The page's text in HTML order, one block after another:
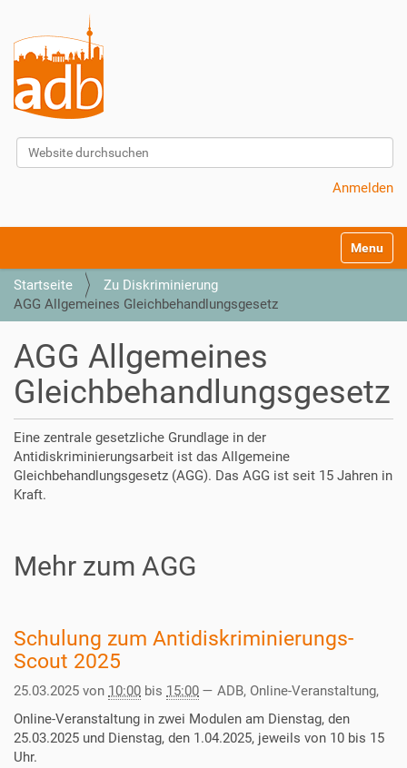
Website durchsuchen
Anmelden
k
Toggle
Startseite
Zu Diskriminierung
AGG Allgemeines Gleichbehandlungsgesetz
AGG Allgemeines
Gleichbehandlungsgesetz
Eine zentrale gesetzliche Grundlage in der
Antidiskriminierungsarbeit ist das Allgemeine
Gleichbehandlungsgesetz (AGG). Das AGG ist seit 15 Jahren in
Kraft.
Mehr zum AGG
Schulung zum Antidiskriminierungs-
Scout 2025
25.03.2025 von 10:00 bis 15:00 — ADB, Online-Veranstaltung,
Online-Veranstaltung in zwei Modulen am Dienstag, den
25.03.2025 und Dienstag, den 1.04.2025, jeweils von 10 bis 15
Uhr.